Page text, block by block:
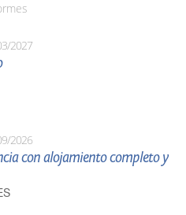
2027
2026
con alojamiento completo y